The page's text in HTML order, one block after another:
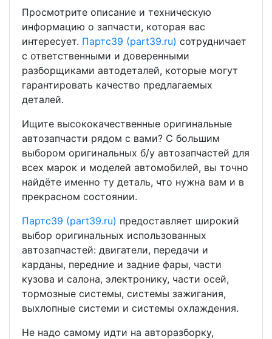
Просмотрите описание и техническую
информацию о запчасти, которая вас
интересует. Партс39 (part39.ru) сотрудничает
с ответственными и доверенными
разборщиками автодеталей, которые могут
гарантировать качество предлагаемых
деталей.
Ищите высококачественные оригинальные
автозапчасти рядом с вами? С большим
выбором оригинальных б/у автозапчастей для
всех марок и моделей автомобилей, вы точно
найдёте именно ту деталь, что нужна вам и в
прекрасном состоянии.
Партс39 (part39.ru) предоставляет широкий
выбор оригинальных использованных
автозапчастей: двигатели, передачи и
карданы, передние и задние фары, части
кузова и салона, электронику, части осей,
тормозные системы, системы зажигания,
выхлопные системи и системы охлаждения.
Не надо самому идти на авторазборку,